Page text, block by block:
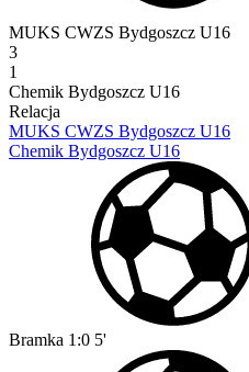
MUKS CWZS Bydgoszcz U16
3
1
Chemik Bydgoszcz U16
Relacja
MUKS CWZS Bydgoszcz U16
Chemik Bydgoszcz U16
Bramka 1:0 5'